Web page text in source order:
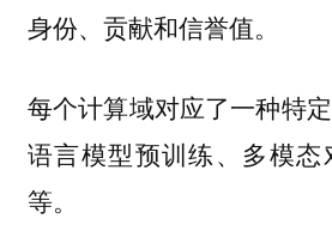
身份、贡献和信誉值。
每个计算域对应了一种特
语言模型预训练、多模态
等。